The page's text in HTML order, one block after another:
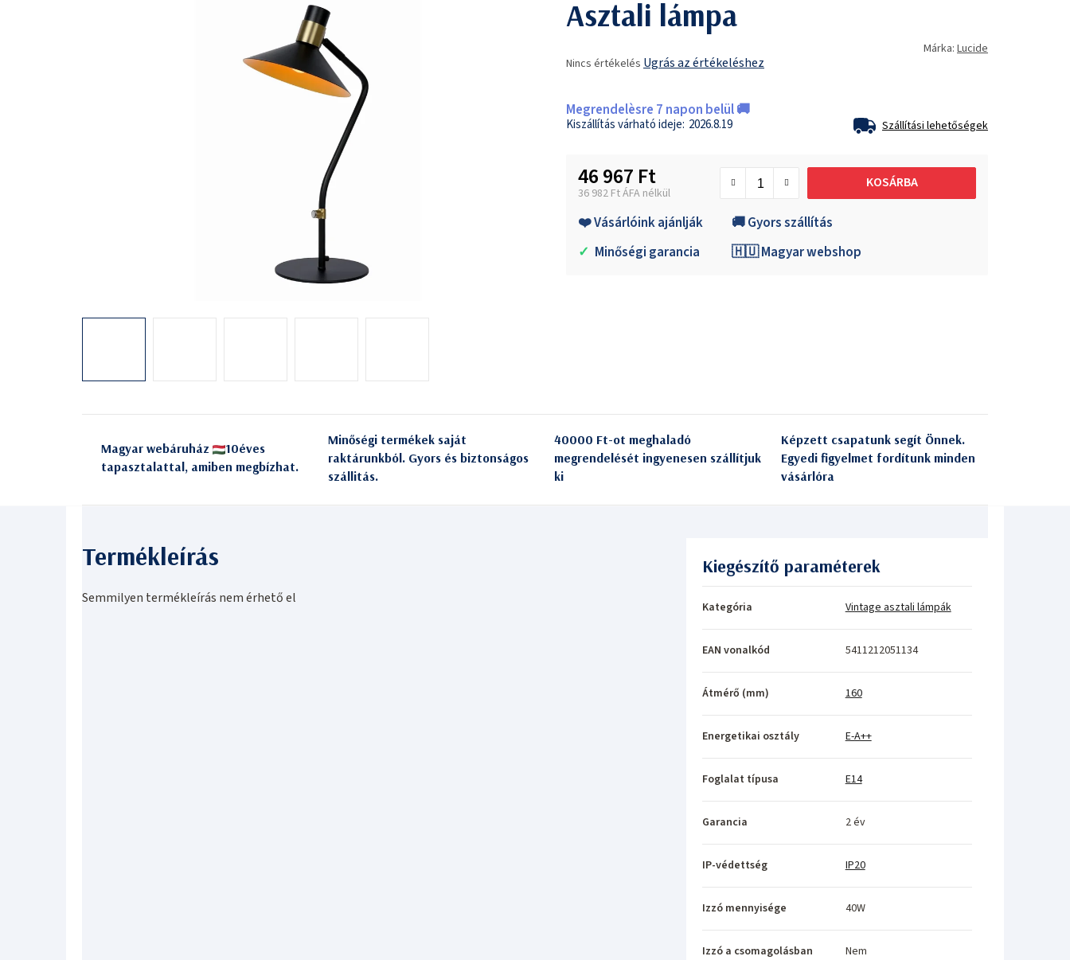
Asztali lámpa
termék
értékelése
5-
csillag.
Nincs értékelés Ugrás az értékeléshez
Márka: Lucide
Megrendelèsre 7 napon belül 🚚
2026.8.19 Szállítási lehetőségek
46 967 Ft
36 982 Ft ÁFA nélkül
KOSÁRBA
❤️ Vásárlóink ajánlják
🚚 Gyors szállítás
✓ Minőségi garancia 🇭🇺 Magyar webshop
Magyar webáruház
10éves
tapasztalattal, amiben megbízhat.
Minőségi termékek saját
raktárunkból. Gyors és biztonságos
szállitás.
40000 Ft-ot meghaladó
megrendelését ingyenesen szállítjuk
ki
Képzett csapatunk segít Önnek.
Egyedi figyelmet fordítunk minden
vásárlóra
Semmilyen termékleírás nem érhető el
Kiegészítő paraméterek
Kategória Vintage asztali lámpák
EAN vonalkód 5411212051134
Átmérő (mm) 160
Energetikai osztály E-A++
Foglalat típusa E14
Garancia 2 év
IP-védettség IP20
Izzó mennyisége 40W
Izzó a csomagolásban Nem